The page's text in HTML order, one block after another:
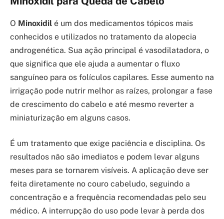
O Minoxidil é um dos medicamentos tópicos mais
conhecidos e utilizados no tratamento da alopecia
androgenética. Sua ação principal é vasodilatadora, o
que significa que ele ajuda a aumentar o fluxo
sanguíneo para os folículos capilares. Esse aumento na
irrigação pode nutrir melhor as raízes, prolongar a fase
de crescimento do cabelo e até mesmo reverter a
miniaturização em alguns casos.
É um tratamento que exige paciência e disciplina. Os
resultados não são imediatos e podem levar alguns
meses para se tornarem visíveis. A aplicação deve ser
feita diretamente no couro cabeludo, seguindo a
concentração e a frequência recomendadas pelo seu
médico. A interrupção do uso pode levar à perda dos